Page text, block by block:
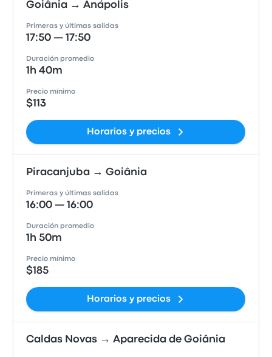
Goiânia → Anápolis
Primeras y últimas salidas
17:50 — 17:50
Duración promedio
1h 40m
Precio mínimo
$113
Horarios y precios
Piracanjuba → Goiânia
Primeras y últimas salidas
16:00 — 16:00
Duración promedio
1h 50m
Precio mínimo
$185
Horarios y precios
Caldas Novas → Aparecida de Goiânia